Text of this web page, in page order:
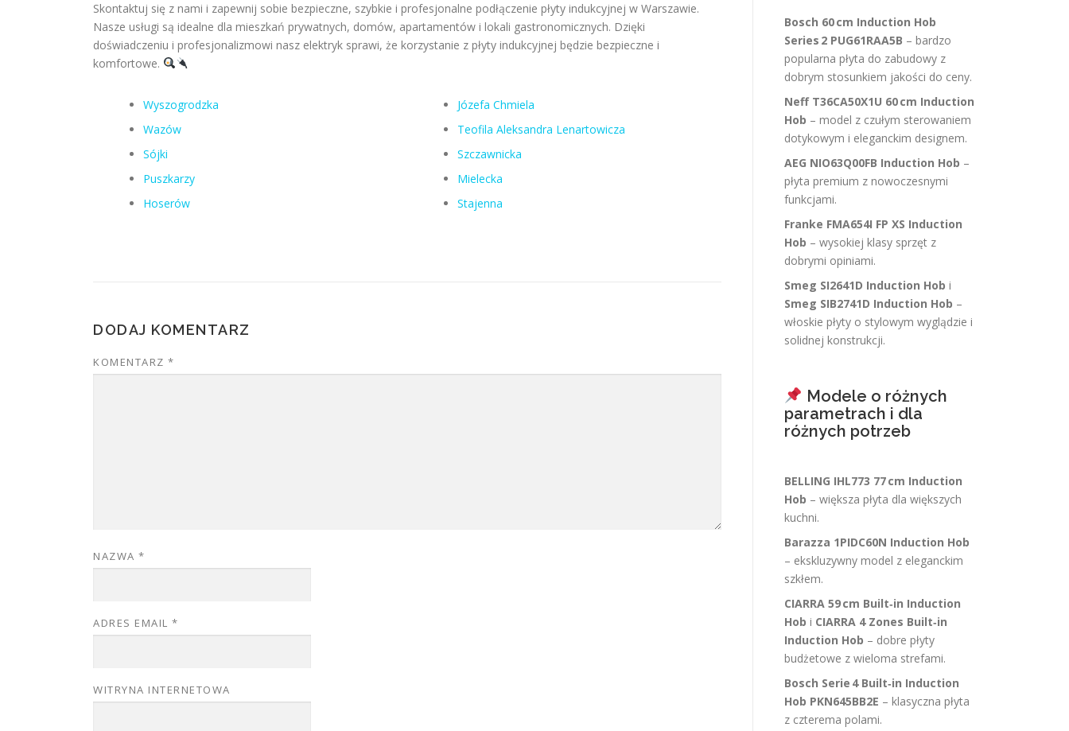
Skontaktuj się z nami i zapewnij sobie bezpieczne, szybkie i profesjonalne podłączenie płyty indukcyjnej w Warszawie.
Nasze usługi są idealne dla mieszkań prywatnych, domów, apartamentów i lokali gastronomicznych. Dzięki
doświadczeniu i profesjonalizmowi nasz elektryk sprawi, że korzystanie z płyty indukcyjnej będzie bezpieczne i
komfortowe.
Wyszogrodzka
Wazów
Sójki
Puszkarzy
Hoserów
Józefa Chmiela
Teofila Aleksandra Lenartowicza
Szczawnicka
Mielecka
Stajenna
DODAJ KOMENTARZ
KOMENTARZ *
NAZWA *
ADRES EMAIL *
WITRYNA INTERNETOWA
Bosch 60 cm Induction Hob
Series 2 PUG61RAA5B – bardzo
popularna płyta do zabudowy z
dobrym stosunkiem jakości do ceny.
Neff T36CA50X1U 60 cm Induction
Hob – model z czułym sterowaniem
dotykowym i eleganckim designem.
AEG NIO63Q00FB Induction Hob –
płyta premium z nowoczesnymi
funkcjami.
Franke FMA654I FP XS Induction
Hob – wysokiej klasy sprzęt z
dobrymi opiniami.
Smeg SI2641D Induction Hob i
Smeg SIB2741D Induction Hob –
włoskie płyty o stylowym wyglądzie i
solidnej konstrukcji.
Modele o różnych
parametrach i dla
różnych potrzeb
BELLING IHL773 77 cm Induction
Hob – większa płyta dla większych
kuchni.
Barazza 1PIDC60N Induction Hob
– ekskluzywny model z eleganckim
szkłem.
CIARRA 59 cm Built‑in Induction
Hob i CIARRA 4 Zones Built‑in
Induction Hob – dobre płyty
budżetowe z wieloma strefami.
Bosch Serie 4 Built‑in Induction
Hob PKN645BB2E – klasyczna płyta
z czterema polami.